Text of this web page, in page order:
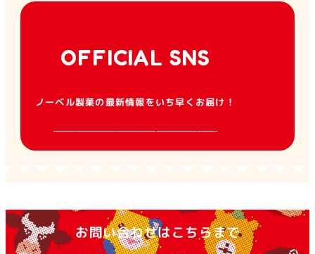
OFFICIAL SNS
ノーベル製菓の最新情報をいち早くお届け！
お問い合わせはこちらまで